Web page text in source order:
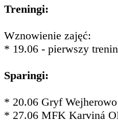
Treningi:
Wznowienie zajęć:
* 19.06 - pierwszy
Sparingi:
* 20.06 Gryf
* 27.06 MFK Karviná